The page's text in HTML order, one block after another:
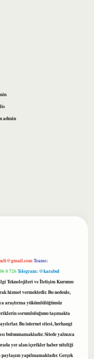
admin
Teams:
0 726Telegram: @karabul
Teknolojileri ve İletişim Kurumu
hizmet vermektedir. Bu nedenle,
araştırma yükümlülüğümüz
sorumluluğunu taşımakta
Bu internet sitesi, herhangi
bulunmamaktadır. Sitede yalnızca
yer alan içerikler haber niteliği
yapılmamaktadır. Gerçek